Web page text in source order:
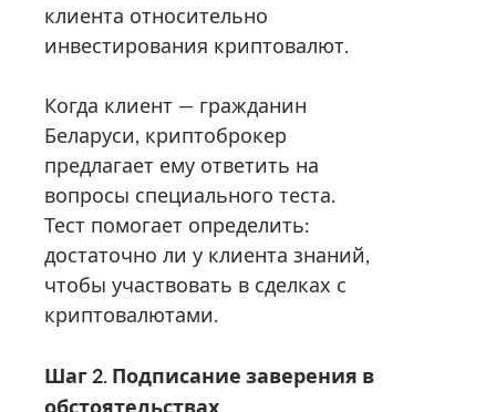
клиента относительно
инвестирования криптовалют.
Когда клиент — гражданин
Беларуси, криптоброкер
предлагает ему ответить на
вопросы специального теста.
Тест помогает определить:
достаточно ли у клиента знаний,
чтобы участвовать в сделках с
криптовалютами.
Шаг 2. Подписание заверения в
обстоятельствах